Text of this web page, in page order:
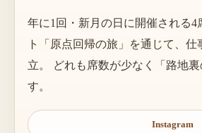
年に1回・新月の日に開催される4
ト「原点回帰の旅」を通じて、
立。 どれも席数が少なく「路地
す。
Instagram